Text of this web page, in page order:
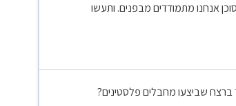
אנחנו מתמודדים מבפנים. ותעשו
שביצעו מחבלים פלסטינים?